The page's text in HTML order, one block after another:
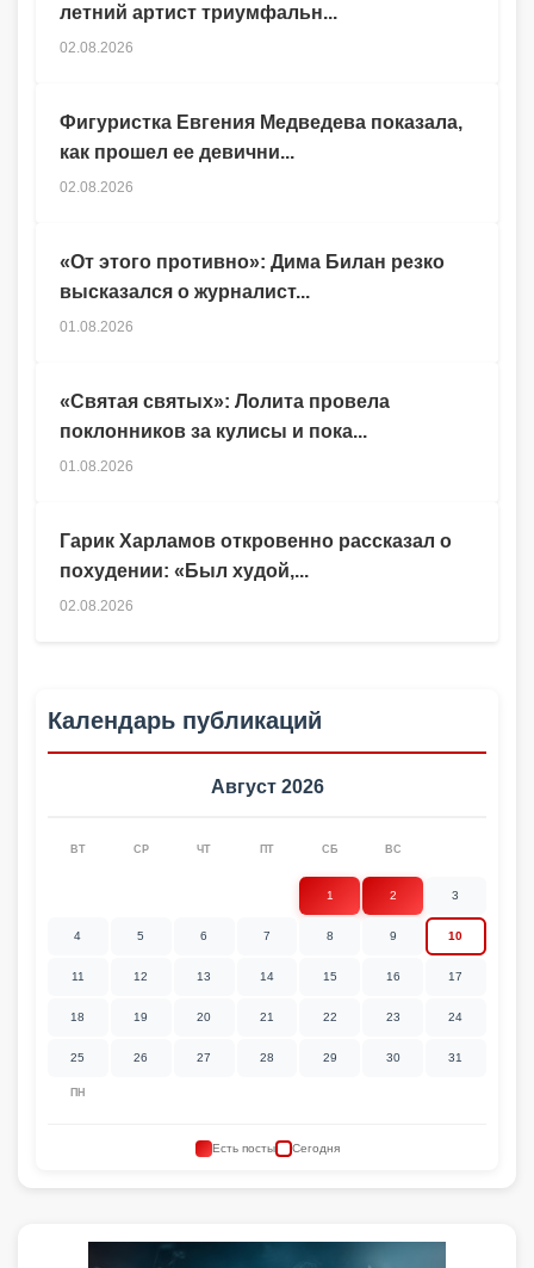
Гарик Харламов откровенно рассказал о
похудении: «Был худой,...
02.08.2026
летний артист триумфальн...
02.08.2026
Фигуристка Евгения Медведева показала,
как прошел ее девични...
02.08.2026
«От этого противно»: Дима Билан резко
высказался о журналист...
01.08.2026
«Святая святых»: Лолита провела
поклонников за кулисы и пока...
01.08.2026
Календарь публикаций
Август 2026
ПН
ВТ СР ЧТ ПТ СБ ВС
1 2 3
4 5 6 7 8 9 10
11 12 13 14 15 16 17
18 19 20 21 22 23 24
25 26 27 28 29 30 31
Есть посты Сегодня